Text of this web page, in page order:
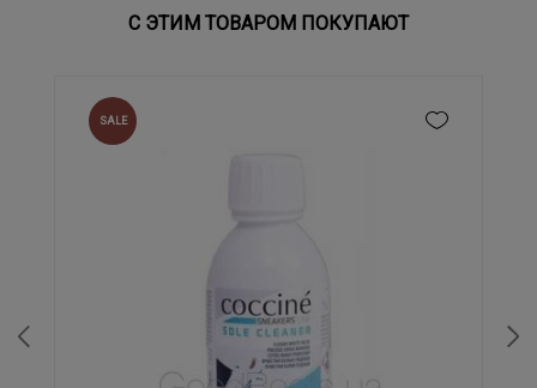
С ЭТИМ ТОВАРОМ ПОКУПАЮТ
SALE